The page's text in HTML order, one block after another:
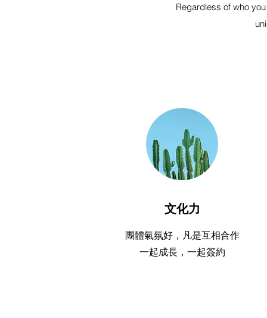
Regardless of who
文化力
團體氣氛好，凡是互相合作
一起成長，一起簽約